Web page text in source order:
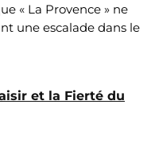
« La Provence » ne
une escalade dans le
et la Fierté du